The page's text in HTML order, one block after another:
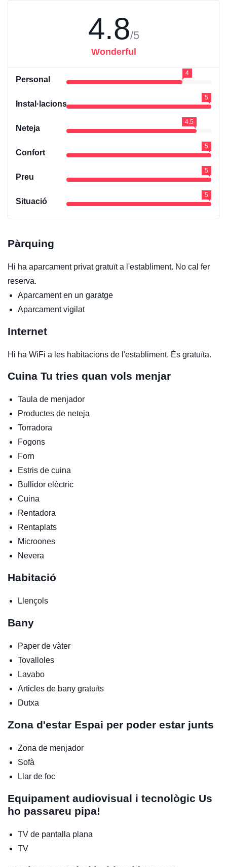
4.8/5
Wonderful
Personal
4
Instal·lacions
5
Neteja
4.5
Confort
5
Preu
5
Situació
5
Pàrquing
Hi ha aparcament privat gratuït a l'establiment. No cal fer
reserva.
Aparcament en un garatge
Aparcament vigilat
Internet
Hi ha WiFi a les habitacions de l'establiment. És gratuïta.
Cuina Tu tries quan vols menjar
Taula de menjador
Productes de neteja
Torradora
Fogons
Forn
Estris de cuina
Bullidor elèctric
Cuina
Rentadora
Rentaplats
Microones
Nevera
Habitació
Llençols
Bany
Paper de vàter
Tovalloles
Lavabo
Articles de bany gratuïts
Dutxa
Zona d'estar Espai per poder estar junts
Zona de menjador
Sofà
Llar de foc
Equipament audiovisual i tecnològic Us
ho passareu pipa!
TV de pantalla plana
TV